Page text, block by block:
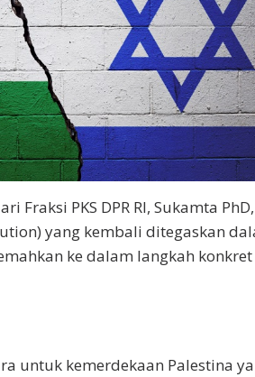
Fraksi PKS DPR RI, Sukamta
yang kembali ditegaskan
ke dalam langkah konkret
untuk kemerdekaan Palestina